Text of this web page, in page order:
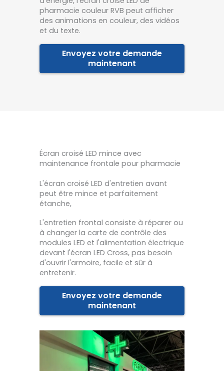
pharmacie couleur RVB peut afficher
des animations en couleur, des vidéos
et du texte.
Envoyez votre demande
maintenant
Écran croisé LED mince avec
maintenance frontale pour pharmacie
L'écran croisé LED d'entretien avant
peut être mince et parfaitement
étanche,
L'entretien frontal consiste à réparer ou
à changer la carte de contrôle des
modules LED et l'alimentation électrique
devant l'écran LED Cross, pas besoin
d'ouvrir l'armoire, facile et sûr à
entretenir.
Envoyez votre demande
maintenant